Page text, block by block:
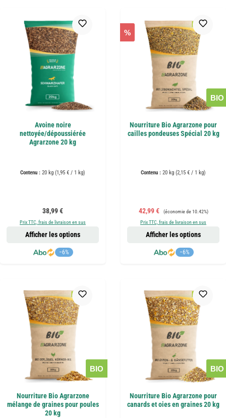
Avoine noire
nettoyée/dépoussiérée
Agrarzone 20 kg
Contenu : 20 kg (1,95 € / 1 kg)
Prix régulier :
38,99 €
Prix TTC, frais de livraison en sus
−6%
Afficher les options
%
BIO
Nourriture Bio Agrarzone pour
cailles pondeuses Spécial 20 kg
Contenu : 20 kg (2,15 € / 1 kg)
Prix de vente :
42,99 € Prix régulier :
(économie de 10.42%)
Prix TTC, frais de livraison en sus
−6%
Afficher les options
BIO
Nourriture Bio Agrarzone
mélange de graines pour poules
20 kg
BIO
Nourriture Bio Agrarzone pour
canards et oies en graines 20 kg